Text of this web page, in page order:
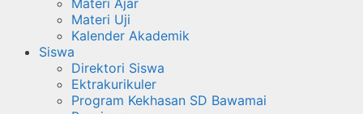
Materi Ajar
Materi Uji
Kalender Akademik
Siswa
Direktori Siswa
Ektrakurikuler
Program Kekhasan SD Bawamai